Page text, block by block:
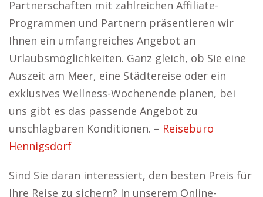
Partnerschaften mit zahlreichen Affiliate-
Programmen und Partnern präsentieren wir
Ihnen ein umfangreiches Angebot an
Urlaubsmöglichkeiten. Ganz gleich, ob Sie eine
Auszeit am Meer, eine Städtereise oder ein
exklusives Wellness-Wochenende planen, bei
uns gibt es das passende Angebot zu
unschlagbaren Konditionen. – Reisebüro
Hennigsdorf
Sind Sie daran interessiert, den besten Preis für
Ihre Reise zu sichern? In unserem Online-